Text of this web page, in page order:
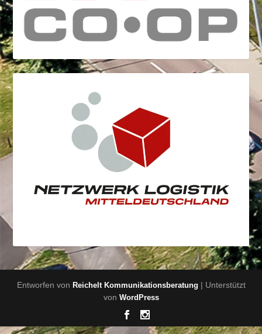
Entworfen von Reichelt Kommunikationsberatung | Unterstützt
von WordPress